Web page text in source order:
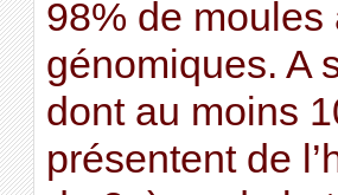
98% de moules
génomiques. A
dont au moins
présentent de